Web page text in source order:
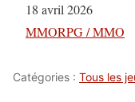
Date
18 avril 2026
Par rapport à
MMORPG / MMO
Catégories : Tous les